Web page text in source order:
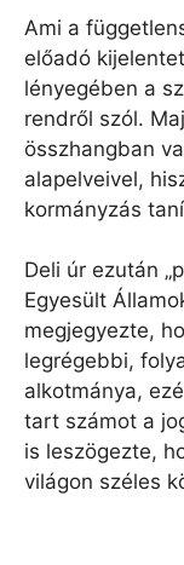
Ami a
előadó
lényegében a
rendről szól.
összhangban
alapelveivel,
kormányzás
Deli úr ezután
Egyesült
megjegyezte,
legrégebbi,
alkotmánya,
tart számot a
is leszögezte,
világon széles